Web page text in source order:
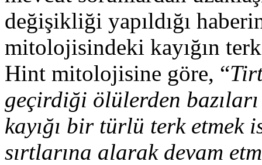
değişikliği yapıldığı
mitolojisindeki kayığın
Hint mitolojisine göre, “
geçirdiği ölülerden
kayığı bir türlü terk etmek
sırtlarına alarak devam